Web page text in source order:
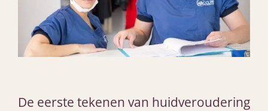
De eerste tekenen van huidveroudering